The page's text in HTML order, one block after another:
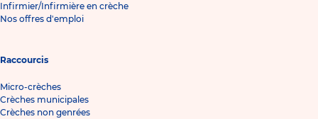
Infirmier/Infirmière en crèche
Nos offres d'emploi
Raccourcis
Micro-crèches
Crèches municipales
Crèches non genrées